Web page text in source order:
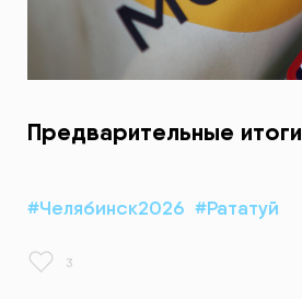
Предварительные итоги
#Челябинск2026 #Рататуй
3